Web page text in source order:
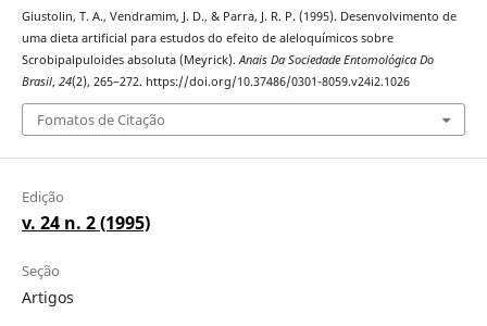
Giustolin, T. A., Vendramim, J. D., & Parra, J. R. P. (1995). Desenvolvimento de
uma dieta artificial para estudos do efeito de aleloquímicos sobre
Scrobipalpuloides absoluta (Meyrick). Anais Da Sociedade Entomológica Do
Brasil, 24(2), 265–272. https://doi.org/10.37486/0301-8059.v24i2.1026
Fomatos de Citação
Edição
v. 24 n. 2 (1995)
Seção
Artigos